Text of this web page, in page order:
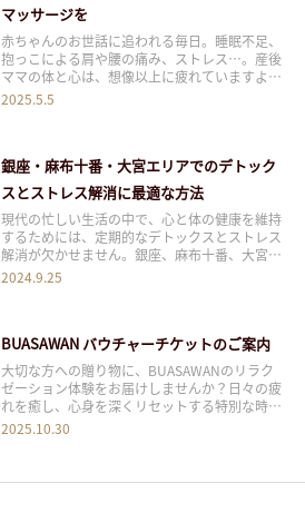
マッサージを
赤ちゃんのお世話に追われる毎日。睡眠不足、
抱っこによる肩や腰の痛み、ストレス…。産後
ママの体と心は、想像以上に疲れていますよ
ね。そんな産後の疲れた体と心を優しくケアし
るタイミ
2025.5.5
銀座・麻布十番・大宮エリアでのデトック
スとストレス解消に最適な方法
現代の忙しい生活の中で、心と体の健康を維持
するためには、定期的なデトックスとストレス
解消が欠かせません。銀座、麻布十番、大宮と
いったエリアにお住まいの方やお勤めの方に向
します
2024.9.25
BUASAWAN バウチャーチケットのご案内
大切な方への贈り物に、BUASAWANのリラク
ゼーション体験をお届けしませんか？日々の疲
れを癒し、心身を深くリセットする特別な時間
をギフトとしてご利用いただける「バウチャー
ント、また企業様の福利厚生やご挨拶の品とし
2025.10.30